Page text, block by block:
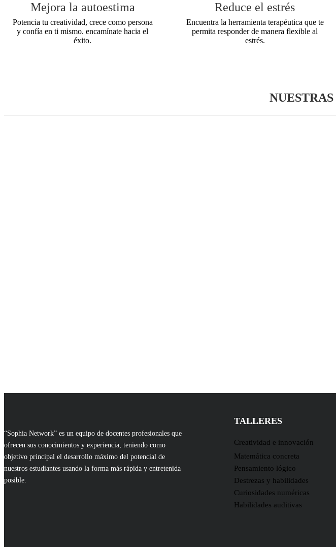
Mejora la autoestima
Potencia tu creatividad, crece como persona
y confía en ti mismo. encamínate hacia el
éxito.
Reduce el estrés
Encuentra la herramienta terapéutica que te
permita responder de manera flexible al
estrés.
NUESTRAS
“Sophia Network” es un equipo de docentes profesionales que
ofrecen sus conocimientos y experiencia, teniendo como
objetivo principal el desarrollo máximo del potencial de
nuestros estudiantes usando la forma más rápida y entretenida
posible.
TALLERES
Creatividad e innovación
Matemática concreta
Pensamiento lógico
Destrezas y habilidades
Curiosidades numéricas
Habilidades auditivas